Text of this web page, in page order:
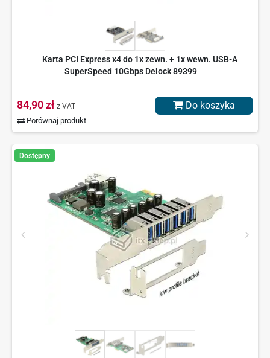
Karta PCI Express x4 do 1x zewn. + 1x wewn. USB-A
SuperSpeed 10Gbps Delock 89399
84,90 zł z VAT
Porównaj produkt
Do koszyka
Dostępny